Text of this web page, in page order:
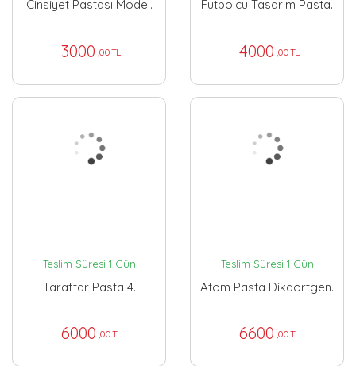
Cinsiyet Pastası Model.
3000 ,00 TL
Futbolcu Tasarım Pasta.
4000 ,00 TL
Teslim Süresi 1 Gün
Taraftar Pasta 4.
6000 ,00 TL
Teslim Süresi 1 Gün
Atom Pasta Dikdörtgen.
6600 ,00 TL